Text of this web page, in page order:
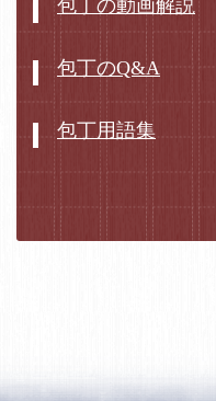
包丁の動画解説
包丁のQ&A
包丁用語集